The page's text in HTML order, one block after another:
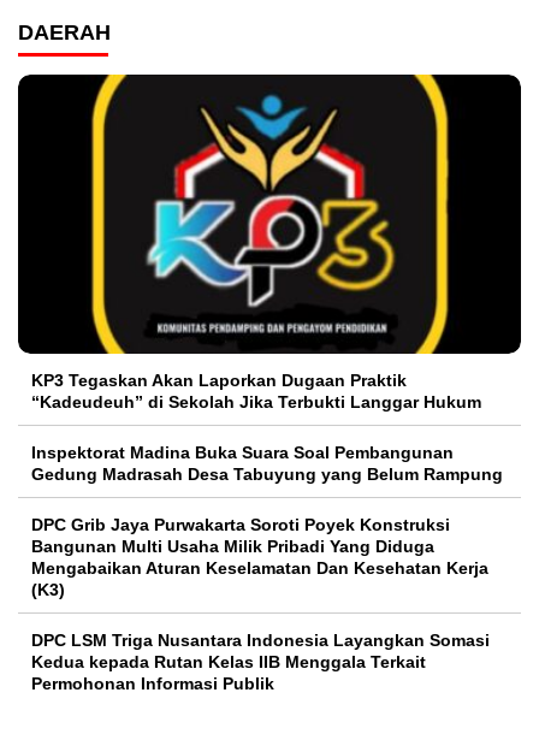
DAERAH
KP3 Tegaskan Akan Laporkan Dugaan Praktik
“Kadeudeuh” di Sekolah Jika Terbukti Langgar Hukum
Inspektorat Madina Buka Suara Soal Pembangunan
Gedung Madrasah Desa Tabuyung yang Belum Rampung
DPC Grib Jaya Purwakarta Soroti Poyek Konstruksi
Bangunan Multi Usaha Milik Pribadi Yang Diduga
Mengabaikan Aturan Keselamatan Dan Kesehatan Kerja
(K3)
DPC LSM Triga Nusantara Indonesia Layangkan Somasi
Kedua kepada Rutan Kelas IIB Menggala Terkait
Permohonan Informasi Publik